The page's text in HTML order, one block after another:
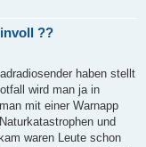
??
haben stellt
wird man ja in
mit einer Warnapp
und
waren Leute schon